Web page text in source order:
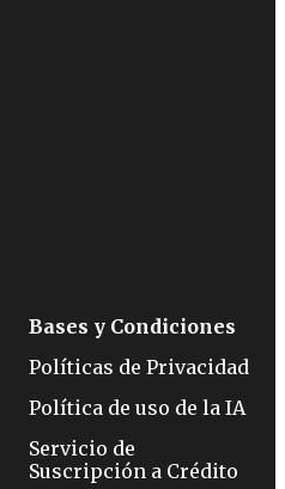
Bases y Condiciones
Políticas de Privacidad
Política de uso de la IA
Servicio de
Suscripción a Crédito